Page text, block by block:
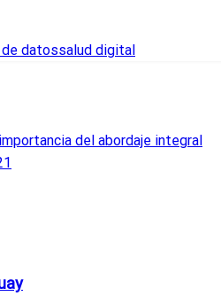
datossalud digital
del abordaje integral